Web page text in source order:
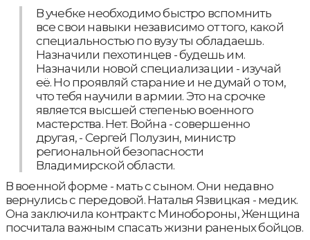
В учебке необходимо быстро вспомнить
все свои навыки независимо от того, какой
специальностью по вузу ты обладаешь.
Назначили пехотинцев - будешь им.
Назначили новой специализации - изучай
её. Но проявляй старание и не думай о том,
что тебя научили в армии. Это на срочке
является высшей степенью военного
мастерства. Нет. Война - совершенно
другая, - Сергей Полузин, министр
региональной безопасности
Владимирской области.
В военной форме - мать с сыном. Они недавно
вернулись с передовой. Наталья Язвицкая - медик.
Она заключила контракт с Минобороны, Женщина
посчитала важным спасать жизни раненых бойцов.